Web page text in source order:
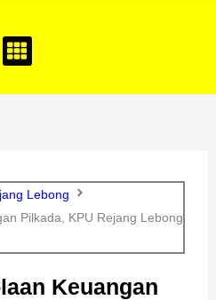
Lebong
Pilkada, KPU Rejang Lebong
Keuangan